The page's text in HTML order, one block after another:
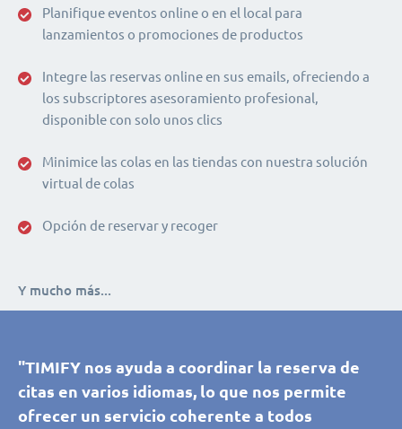
Planifique eventos online o en el local para
lanzamientos o promociones de productos
Integre las reservas online en sus emails, ofreciendo a
los subscriptores asesoramiento profesional,
disponible con solo unos clics
Minimice las colas en las tiendas con nuestra solución
virtual de colas
Opción de reservar y recoger
Y mucho más...
"TIMIFY nos ayuda a coordinar la reserva de
citas en varios idiomas, lo que nos permite
ofrecer un servicio coherente a todos